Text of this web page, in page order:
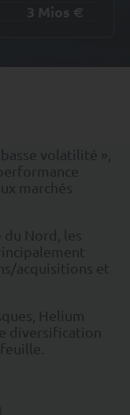
3 Mios €
volatilité »,
marchés
du Nord, les
acquisitions et
Helium
diversification